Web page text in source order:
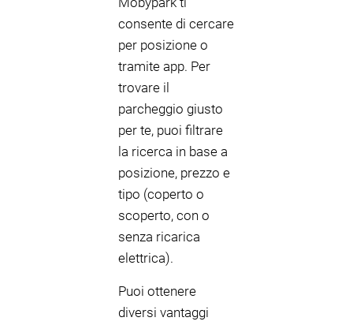
consente di cercare
per posizione o
tramite app. Per
trovare il
parcheggio giusto
per te, puoi filtrare
la ricerca in base a
posizione, prezzo e
tipo (coperto o
scoperto, con o
senza ricarica
elettrica).
Puoi ottenere
diversi vantaggi